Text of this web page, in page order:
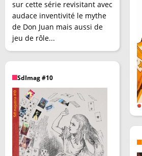
sur cette série revisitant avec
audace inventivité le mythe
de Don Juan mais aussi de
jeu de rôle...
SdImag #10